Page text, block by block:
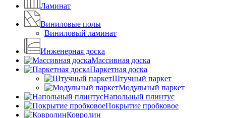
Ламинат
Виниловые полы
Виниловый ламинат
Инженерная доска
Массивная доска
Паркетная доска
Штучный паркет
Модульный паркет
Напольный плинтус
Покрытие пробковое
Ковролин